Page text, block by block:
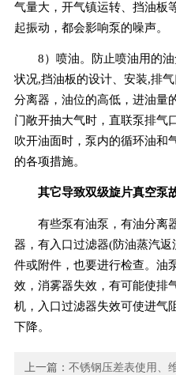
气量大，开气镇运转、挡油板
起振动，都会影响泵的噪声。
8）喷油。防止喷油用的
状况,挡油板的设计、安装,排
分离器，油位的高低，进油量
门敞开抽大气时，直联泵排气
吹开油面时，泵内的循环油和
的各项措施。
其它导致双级旋片真空泵
有些泵有油泵，有油分离
器，有入口过滤器(防油蒸汽
件或附件，也要进行检查。油
效，消雾器失效，有可能使排
机，入口过滤器失效可使进气
下降。
上一篇：不锈钢压差表使用、